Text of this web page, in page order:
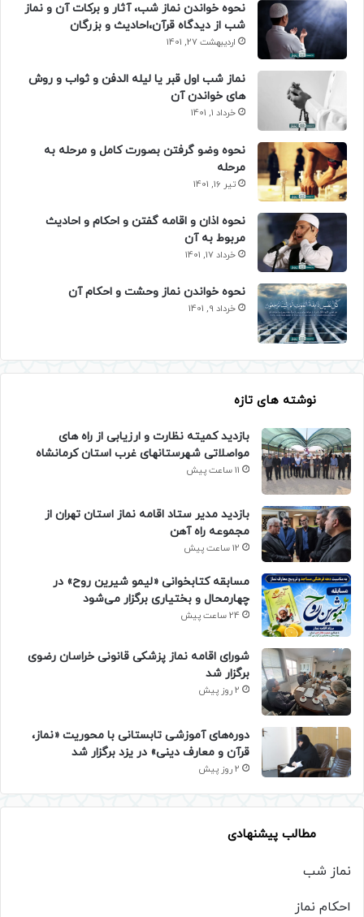
نحوه خواندن نماز شب، آثار و برکات آن و نماز
شب از دیدگاه قرآن،احادیث و بزرگان
اردیبهشت 27, 1401
نماز شب اول قبر یا لیله الدفن و ثواب و روش
های خواندن آن
خرداد 1, 1401
نحوه وضو گرفتن بصورت کامل و مرحله به
مرحله
تیر 16, 1401
نحوه اذان و اقامه گفتن و احکام و احادیث
مربوط به آن
خرداد 17, 1401
نحوه خواندن نماز وحشت و احکام آن
خرداد 9, 1401
نوشته های تازه
بازدید کمیته نظارت و ارزیابی از راه های
مواصلاتی شهرستانهای غرب استان کرمانشاه
11 ساعت پیش
بازدید مدیر ستاد اقامه نماز استان تهران از
مجموعه راه آهن
12 ساعت پیش
مسابقه کتابخوانی «لیمو شیرین روح» در
چهارمحال و بختیاری برگزار می‌شود
24 ساعت پیش
شورای اقامه نماز پزشکی قانونی خراسان رضوی
برگزار شد
2 روز پیش
دوره‌های آموزشی تابستانی با محوریت «نماز،
قرآن و معارف دینی» در یزد برگزار شد
2 روز پیش
مطالب پیشنهادی
نماز شب
احکام نماز